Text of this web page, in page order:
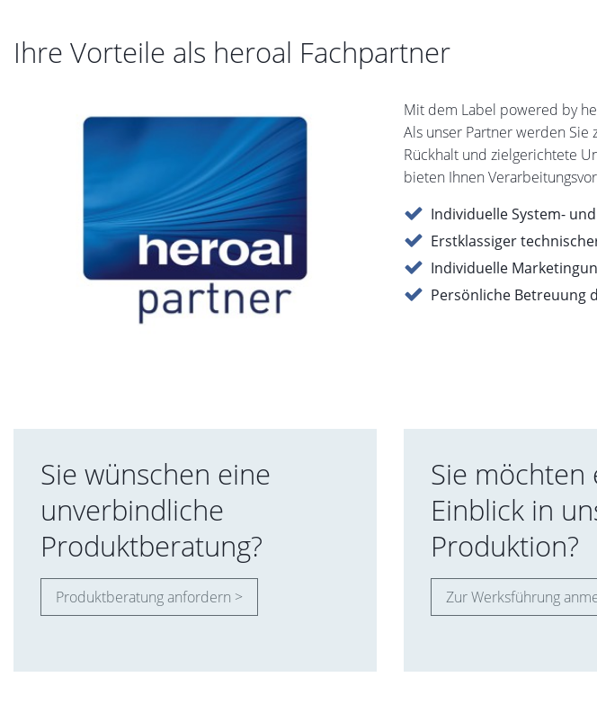
Ihre Vorteile als heroal Fachpartner
Mit dem Label powered by
Als unser Partner werden
Rückhalt und zielgerichtete
bieten Ihnen
Individuelle System-
Erstklassiger
Individuelle
Persönliche Betreuung
Sie wünschen eine
unverbindliche
Produktberatung?
Produktberatung anfordern >
Sie möchten
Einblick in
Produktion?
Zur Werksführung